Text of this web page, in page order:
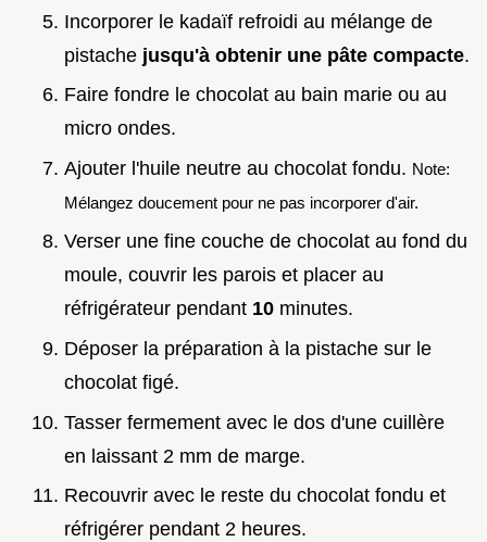
Incorporer le kadaïf refroidi au mélange de
pistache jusqu'à obtenir une pâte compacte.
Faire fondre le chocolat au bain marie ou au
micro ondes.
Ajouter l'huile neutre au chocolat fondu. Note:
Mélangez doucement pour ne pas incorporer d'air.
Verser une fine couche de chocolat au fond du
moule, couvrir les parois et placer au
réfrigérateur pendant 10 minutes.
Déposer la préparation à la pistache sur le
chocolat figé.
Tasser fermement avec le dos d'une cuillère
en laissant 2 mm de marge.
Recouvrir avec le reste du chocolat fondu et
réfrigérer pendant 2 heures.